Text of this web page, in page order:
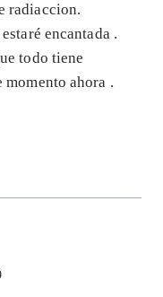
radiaccion.
encantada .
todo tiene
momento ahora .